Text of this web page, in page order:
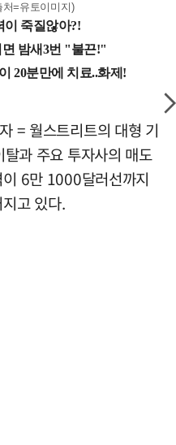
=유토이미지)
= 월스트리트의 대형 기
과 주요 투자사의 매도
6만 1000달러선까지
고 있다.